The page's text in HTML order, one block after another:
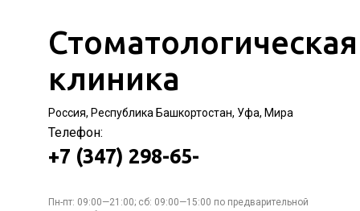
Стоматологическая
клиника
Россия, Республика Башкортостан, Уфа, Мира
Телефон:
+7 (347) 298-65-
Пн-пт: 09:00—21:00; сб: 09:00—15:00 по предварительной